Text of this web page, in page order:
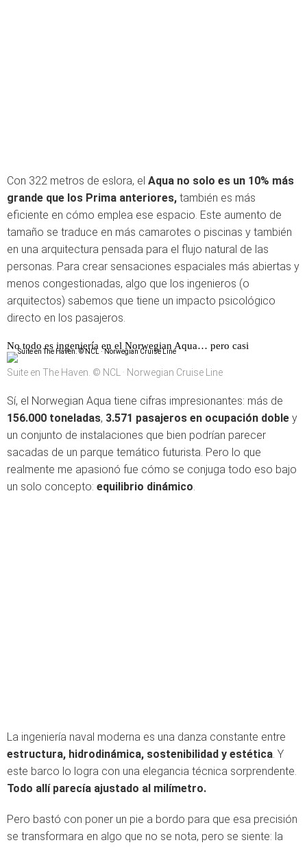
Con 322 metros de eslora, el Aqua no solo es un 10% más
grande que los Prima anteriores, también es más
eficiente en cómo emplea ese espacio. Este aumento de
tamaño se traduce en más camarotes o piscinas y también
en una arquitectura pensada para el flujo natural de las
personas. Para crear sensaciones espaciales más abiertas y
menos congestionadas, algo que los ingenieros (o
arquitectos) sabemos que tiene un impacto psicológico
directo en los pasajeros.
No todo es ingeniería en el Norwegian Aqua… pero casi
Suite en The Haven. © NCL · Norwegian Cruise Line
Sí, el Norwegian Aqua tiene cifras impresionantes: más de
156.000 toneladas, 3.571 pasajeros en ocupación doble y
un conjunto de instalaciones que bien podrían parecer
sacadas de un parque temático futurista. Pero lo que
realmente me apasionó fue cómo se conjuga todo eso bajo
un solo concepto: equilibrio dinámico.
La ingeniería naval moderna es una danza constante entre
estructura, hidrodinámica, sostenibilidad y estética. Y
este barco lo logra con una elegancia técnica sorprendente.
Todo allí parecía ajustado al milímetro.
Pero bastó con poner un pie a bordo para que esa precisión
se transformara en algo que no se nota, pero se siente: la